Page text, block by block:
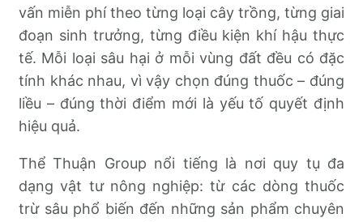
vấn miễn phí theo từng loại cây trồng, từng giai
đoạn sinh trưởng, từng điều kiện khí hậu thực
tế. Mỗi loại sâu hại ở mỗi vùng đất đều có đặc
tính khác nhau, vì vậy chọn đúng thuốc – đúng
liều – đúng thời điểm mới là yếu tố quyết định
hiệu quả.
Thể Thuận Group nổi tiếng là nơi quy tụ đa
dạng vật tư nông nghiệp: từ các dòng thuốc
trừ sâu phổ biến đến những sản phẩm chuyên